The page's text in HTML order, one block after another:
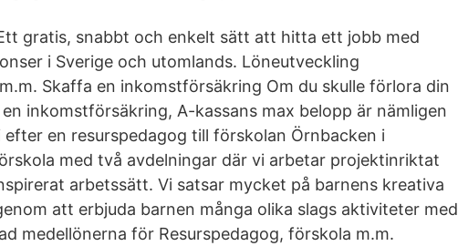
gratis, snabbt och enkelt sätt att hitta ett jobb med
i Sverige och utomlands. Löneutveckling
Skaffa en inkomstförsäkring Om du skulle förlora din
inkomstförsäkring, A-kassans max belopp är nämligen
efter en resurspedagog till förskolan Örnbacken i
med två avdelningar där vi arbetar projektinriktat
arbetssätt. Vi satsar mycket på barnens kreativa
att erbjuda barnen många olika slags aktiviteter med
medellönerna för Resurspedagog, förskola m.m.